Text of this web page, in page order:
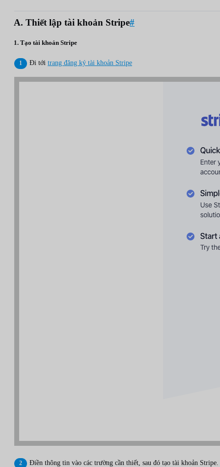
A. Thiết lập tài khoản Stripe#
1. Tạo tài khoản Stripe
Đi tới trang đăng ký tài khoản Stripe
Điền thông tin vào các trường cần thiết, sau đó tạo tài khoản Stripe.